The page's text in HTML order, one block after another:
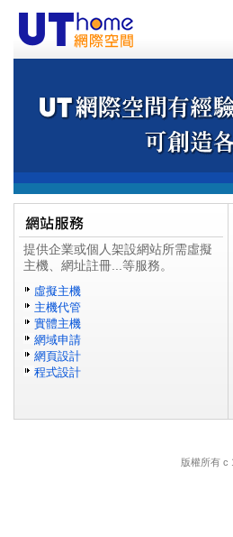
提供企業或個人架設網站所需虛擬
主機、網址註冊...等服務。
虛擬主機
主機代管
實體主機
網域申請
網頁設計
程式設計
版權所有 c